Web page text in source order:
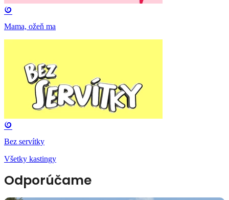
Mama, ožeň ma
Bez servítky
Všetky kastingy
Odporúčame